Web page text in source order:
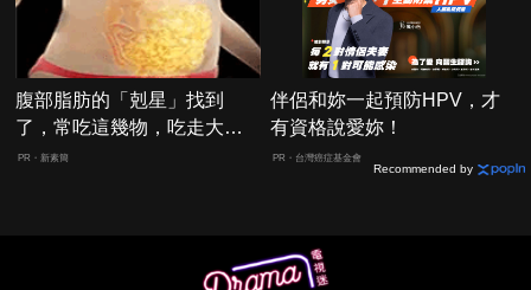
腹部脂肪的「剋星」找到
了，常吃這幾物，吃走大肚
囊，瘦出小蠻腰
PR・新素簡
伴侶和妳一起預防HPV，才
有資格說愛妳！
PR・台灣癌症基金會
Recommended by